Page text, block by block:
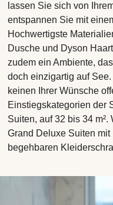
lassen Sie sich von
entspannen Sie mit
Hochwertigste
Dusche und Dyson
zudem ein Ambiente,
doch einzigartig auf
keinen Ihrer Wünsche
Einstiegskategorien der
Suiten, auf 32 bis 34
Grand Deluxe Suiten
begehbaren